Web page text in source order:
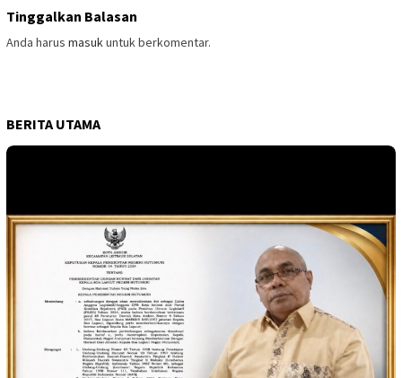
Tinggalkan Balasan
Anda harus masukuntuk berkomentar.
BERITA UTAMA